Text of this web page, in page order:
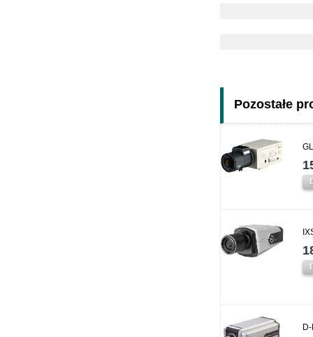
Pozostałe